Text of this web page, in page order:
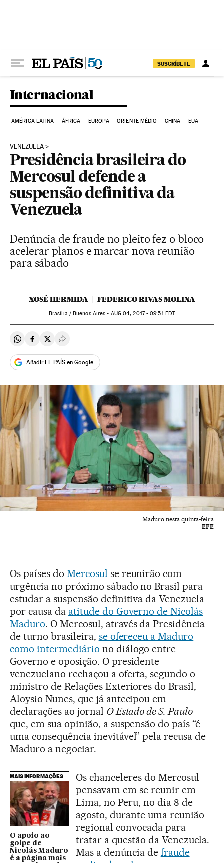
SUSCRÍBETE
Internacional
AMÉRICA LATINA ÁFRICA EUROPA ORIENTE MÉDIO CHINA EUA
VENEZUELA
Presidência brasileira do
Mercosul defende a
suspensão definitiva da
Venezuela
Denúncia de fraude no pleito fez o bloco
acelerar planos e marcar nova reunião
para sábado
XOSÉ HERMIDA FEDERICO RIVAS MOLINA
Brasília / Buenos Aires - AUG04, 2017 - 09:51EDT
Compartir en Whatsapp
Compartir en Facebook
Compartir en Twitter
Desplegar Redes Sociales
Añadir EL PAÍS en Google
Maduro nesta quinta-feira
EFE
Os países do Mercosul se reunirão com
urgência no próximo sábado no Brasil para
estudar a suspensão definitiva da Venezuela
por causa da atitude do Governo de Nicolás
Maduro. O Mercosul, através da Presidência
de turno brasileira, se ofereceu a Maduro
como intermediário no diálogo entre
Governo e oposição. O presidente
venezuelano rechaçou a oferta, segundo o
ministro de Relações Exteriores do Brasil,
Aloysio Nunes, que já antecipou em
declarações ao jornal O Estado de S. Paulo
que, em sua opinião, a suspensão do país “é
uma consequência inevitável” pela recusa de
Maduro a negociar.
MAIS INFORMAÇÕES
O apoio ao
golpe de
Nicolás Maduro
é a página mais
Os chanceleres do Mercosul
pensavam em se reunir em
Lima, no Peru, no dia 8 de
agosto, durante uma reunião
regional convocada para
tratar a questão da Venezuela.
Mas a denúncia de fraude